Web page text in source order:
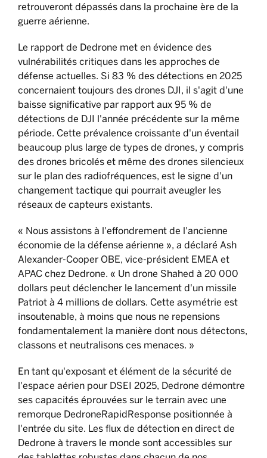
retrouveront dépassés dans la prochaine ère de la
guerre aérienne.
Le rapport de Dedrone met en évidence des
vulnérabilités critiques dans les approches de
défense actuelles. Si 83 % des détections en 2025
concernaient toujours des drones DJI, il s'agit d'une
baisse significative par rapport aux 95 % de
détections de DJI l'année précédente sur la même
période. Cette prévalence croissante d'un éventail
beaucoup plus large de types de drones, y compris
des drones bricolés et même des drones silencieux
sur le plan des radiofréquences, est le signe d'un
changement tactique qui pourrait aveugler les
réseaux de capteurs existants.
« Nous assistons à l'effondrement de l'ancienne
économie de la défense aérienne », a déclaré Ash
Alexander-Cooper OBE, vice-président EMEA et
APAC chez Dedrone. « Un drone Shahed à 20 000
dollars peut déclencher le lancement d'un missile
Patriot à 4 millions de dollars. Cette asymétrie est
insoutenable, à moins que nous ne repensions
fondamentalement la manière dont nous détectons,
classons et neutralisons ces menaces. »
En tant qu'exposant et élément de la sécurité de
l'espace aérien pour DSEI 2025, Dedrone démontre
ses capacités éprouvées sur le terrain avec une
remorque DedroneRapidResponse positionnée à
l'entrée du site. Les flux de détection en direct de
Dedrone à travers le monde sont accessibles sur